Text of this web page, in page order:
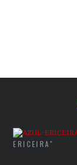
ERICEIRA"